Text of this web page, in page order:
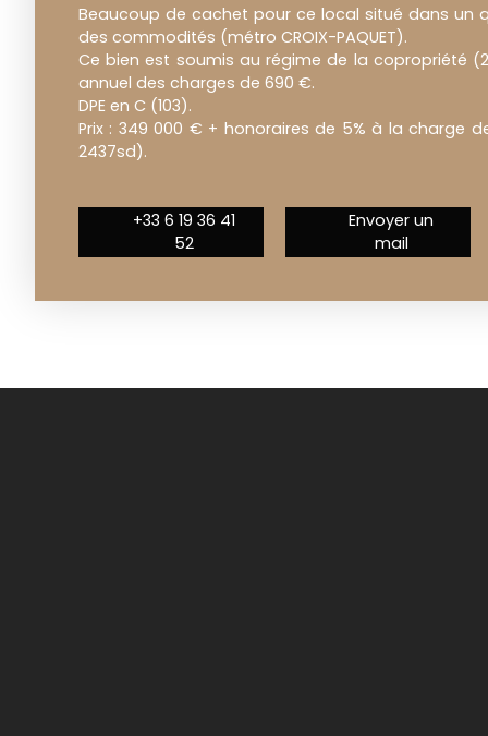
Beaucoup de cachet pour ce local situé dans un
des commodités (métro CROIX-PAQUET).
Ce bien est soumis au régime de la copropriété
annuel des charges de 690 €.
DPE en C (103).
Prix : 349 000 € + honoraires de 5% à la charge
2437sd).
+33 6 19 36 41
52
Envoyer un
mail